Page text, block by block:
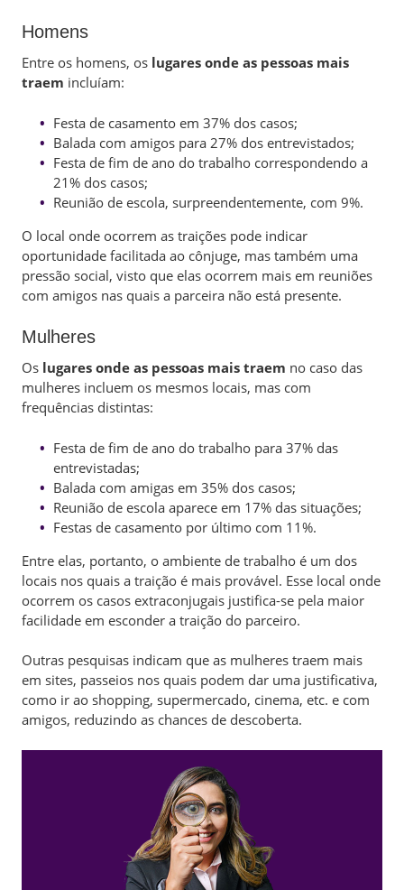
Homens
Entre os homens, os lugares onde as pessoas mais
traem incluíam:
Festa de casamento em 37% dos casos;
Balada com amigos para 27% dos entrevistados;
Festa de fim de ano do trabalho correspondendo a
21% dos casos;
Reunião de escola, surpreendentemente, com 9%.
O local onde ocorrem as traições pode indicar
oportunidade facilitada ao cônjuge, mas também uma
pressão social, visto que elas ocorrem mais em reuniões
com amigos nas quais a parceira não está presente.
Mulheres
Os lugares onde as pessoas mais traem no caso das
mulheres incluem os mesmos locais, mas com
frequências distintas:
Festa de fim de ano do trabalho para 37% das
entrevistadas;
Balada com amigas em 35% dos casos;
Reunião de escola aparece em 17% das situações;
Festas de casamento por último com 11%.
Entre elas, portanto, o ambiente de trabalho é um dos
locais nos quais a traição é mais provável. Esse local onde
ocorrem os casos extraconjugais justifica-se pela maior
facilidade em esconder a traição do parceiro.
Outras pesquisas indicam que as mulheres traem mais
em sites, passeios nos quais podem dar uma justificativa,
como ir ao shopping, supermercado, cinema, etc. e com
amigos, reduzindo as chances de descoberta.